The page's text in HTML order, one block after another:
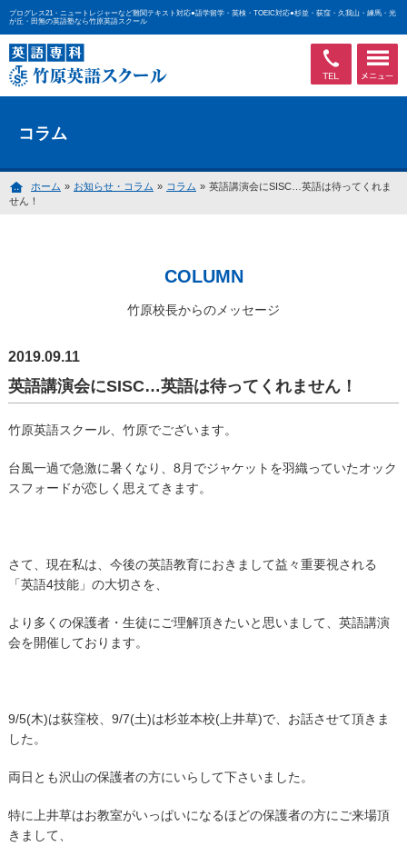
プログレス21・ニュートレジャーなど難関テキスト対応●語学留学・英検・TOEIC対応●杉並・荻窪・久我山・練馬・光
が丘・田無の英語塾なら竹原英語スクール
コラム
ホーム » お知らせ・コラム » コラム » 英語講演会にSISC…英語は待ってくれま
せん！
COLUMN
竹原校長からのメッセージ
2019.09.11
英語講演会にSISC…英語は待ってくれません！
竹原英語スクール、竹原でございます。
台風一過で急激に暑くなり、8月でジャケットを羽織っていたオック
スフォードが恋しく思えてきます。
さて、現在私は、今後の英語教育におきまして益々重要視される
「英語4技能」の大切さを、
より多くの保護者・生徒にご理解頂きたいと思いまして、英語講演
会を開催しております。
9/5(木)は荻窪校、9/7(土)は杉並本校(上井草)で、お話させて頂きま
した。
両日とも沢山の保護者の方にいらして下さいました。
特に上井草はお教室がいっぱいになるほどの保護者の方にご来場頂
きまして、